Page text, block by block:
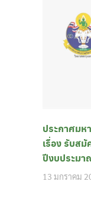
ประกาศมห
เรื่อง รับสมั
ปีงบประม
13 มกราคม